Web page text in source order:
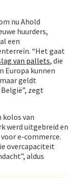
nu Ahold
huurders,
een
“Het gaat
van pallets, die
Europa kunnen
geldt
zegt
kolos van
werd uitgebreid en
e-commerce.
overcapaciteit
aldus